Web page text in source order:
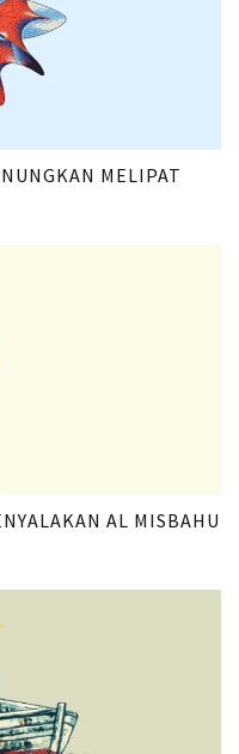
MELIPAT
AL MISBAHU